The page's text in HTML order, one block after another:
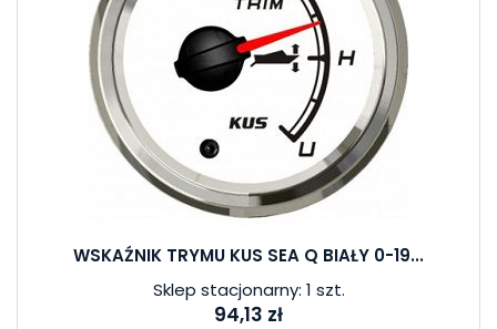
WSKAŹNIK TRYMU KUS SEA Q BIAŁY 0-19...
Sklep stacjonarny: 1 szt.
94,13 zł